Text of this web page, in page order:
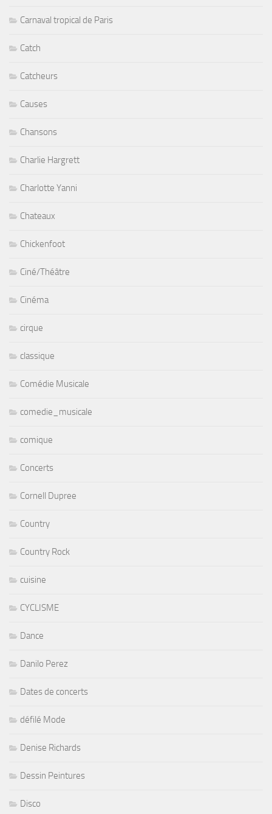
Carnaval tropical de Paris
Catch
Catcheurs
Causes
Chansons
Charlie Hargrett
Charlotte Yanni
Chateaux
Chickenfoot
Ciné/Théâtre
Cinéma
cirque
classique
Comédie Musicale
comedie_musicale
comique
Concerts
Cornell Dupree
Country
Country Rock
cuisine
CYCLISME
Dance
Danilo Perez
Dates de concerts
défilé Mode
Denise Richards
Dessin Peintures
Disco